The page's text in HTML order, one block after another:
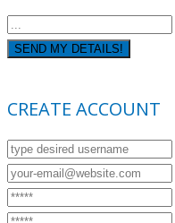
CREATE ACCOUNT